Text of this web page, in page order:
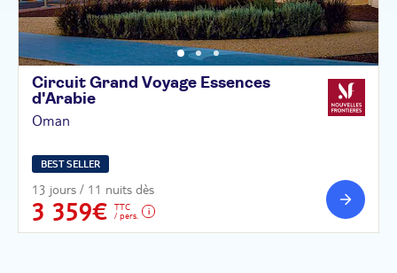
Circuit Grand Voyage Essences
d'Arabie
Oman
BEST SELLER
13 jours / 11 nuits dès
3 359€
TTC
/ pers.